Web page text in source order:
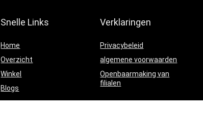
Snelle Links
Home
Overzicht
Winkel
Blogs
Verklaringen
Privacybeleid
algemene voorwaarden
Openbaarmaking van
filialen